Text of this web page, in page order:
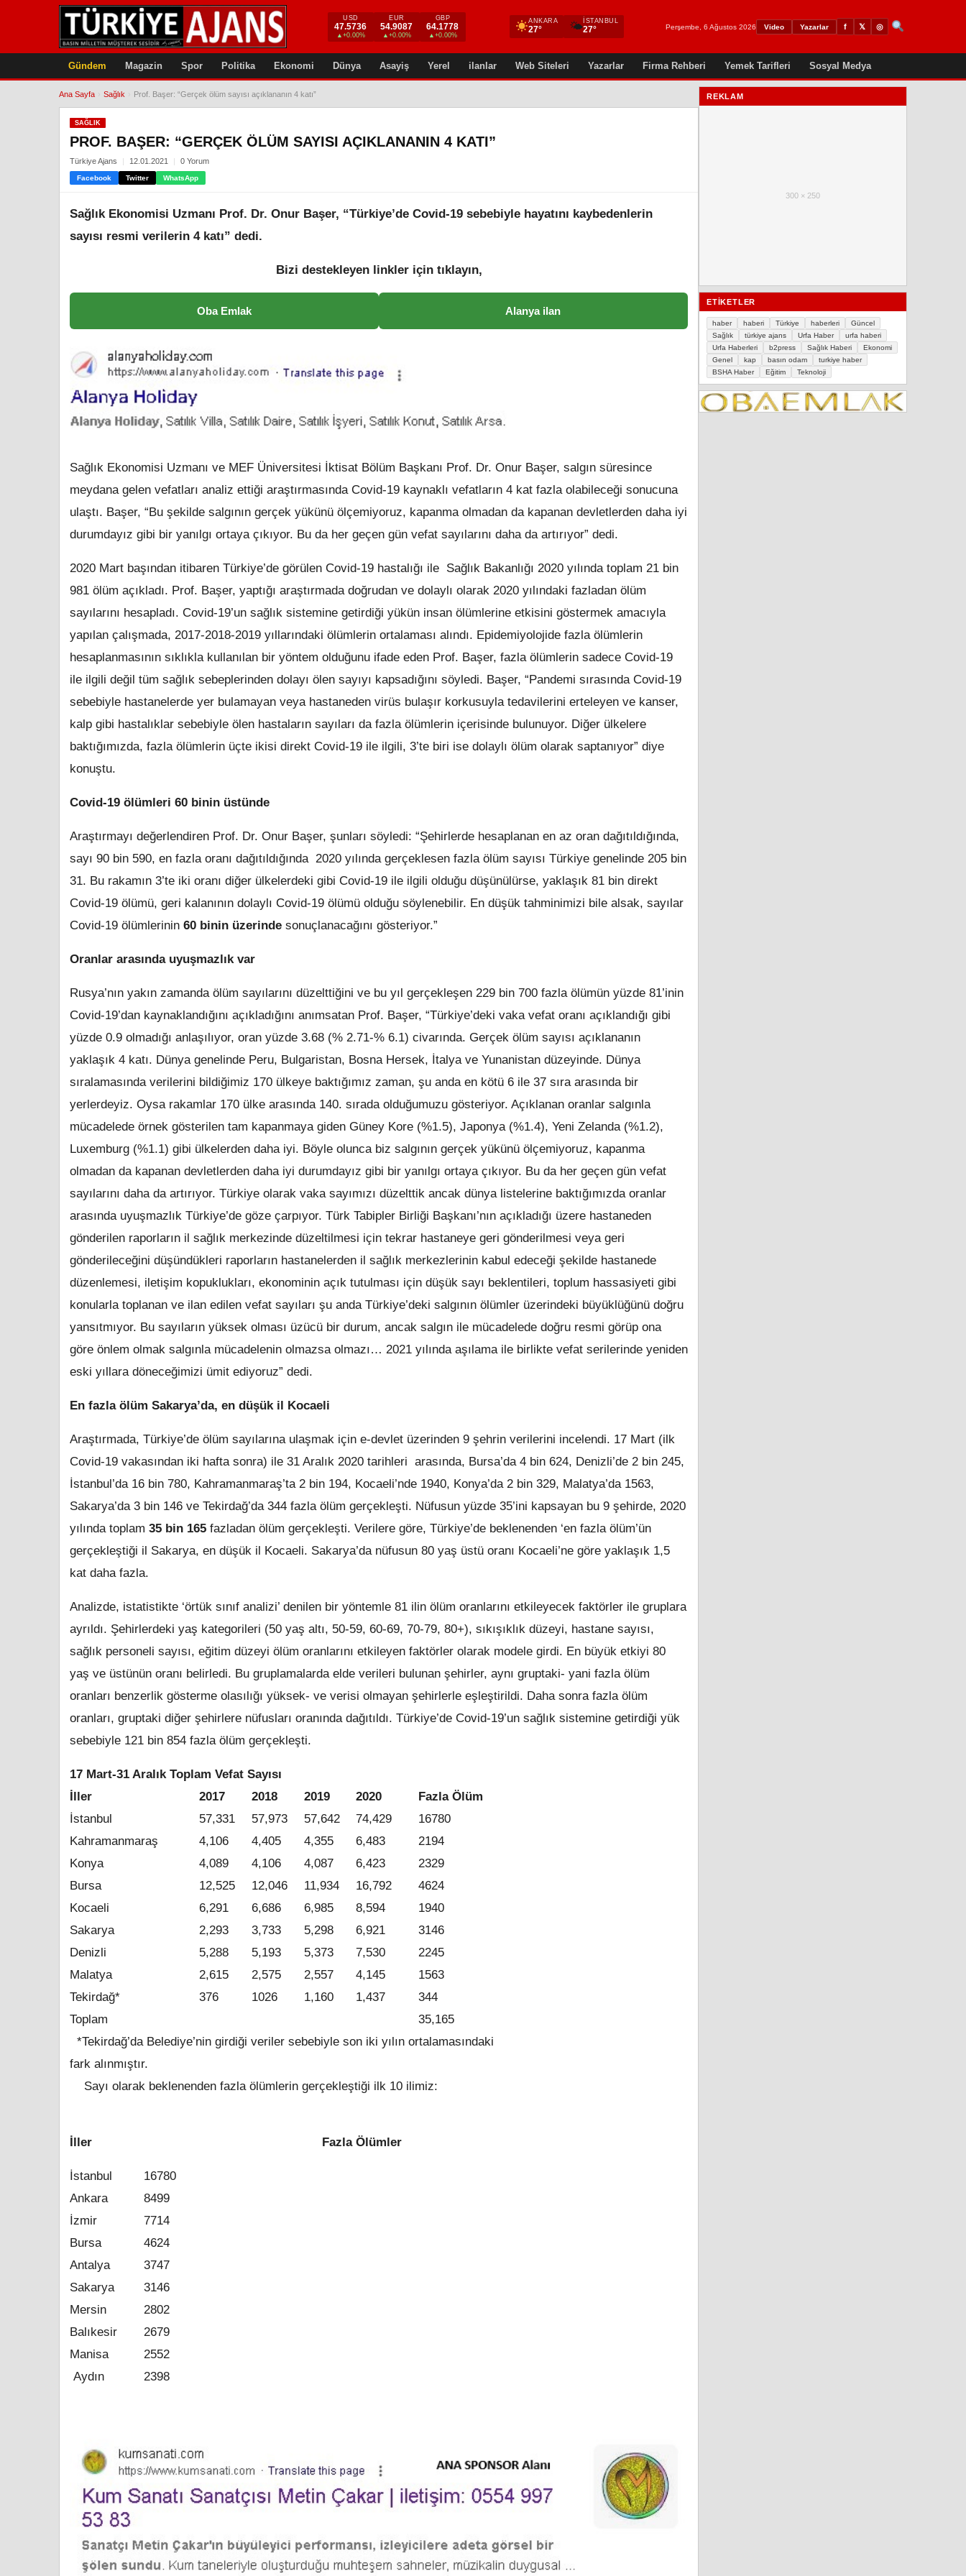
USD
47.5736
▲+0.00%
EUR
54.9087
▲+0.00%
GBP
64.1778
▲+0.00%
ANKARA
27° 🌤 İSTANBUL
27° Perşembe, 6 Ağustos 2026 Video Yazarlar f 𝕏 ◎
Gündem Magazin Spor Politika Ekonomi Dünya Asayiş Yerel ilanlar Web Siteleri Yazarlar Firma Rehberi Yemek Tarifleri Sosyal Medya
Ana Sayfa Sağlık Prof. Başer: “Gerçek ölüm sayısı açıklananın 4 katı”
SAĞLIK
PROF. BAŞER: “GERÇEK ÖLÜM SAYISI AÇIKLANANIN 4 KATI”
Türkiye Ajans 12.01.2021 0 Yorum
Facebook Twitter WhatsApp
Sağlık Ekonomisi Uzmanı Prof. Dr. Onur Başer, “Türkiye’de Covid-19 sebebiyle hayatını kaybedenlerin
sayısı resmi verilerin 4 katı” dedi.
Bizi destekleyen linkler için tıklayın,
Oba Emlak Alanya ilan
Sağlık Ekonomisi Uzmanı ve MEF Üniversitesi İktisat Bölüm Başkanı Prof. Dr. Onur Başer, salgın süresince
meydana gelen vefatları analiz ettiği araştırmasında Covid-19 kaynaklı vefatların 4 kat fazla olabileceği sonucuna
ulaştı. Başer, “Bu şekilde salgının gerçek yükünü ölçemiyoruz, kapanma olmadan da kapanan devletlerden daha iyi
durumdayız gibi bir yanılgı ortaya çıkıyor. Bu da her geçen gün vefat sayılarını daha da artırıyor” dedi.
2020 Mart başından itibaren Türkiye’de görülen Covid-19 hastalığı ile Sağlık Bakanlığı 2020 yılında toplam 21 bin
981 ölüm açıkladı. Prof. Başer, yaptığı araştırmada doğrudan ve dolaylı olarak 2020 yılındaki fazladan ölüm
sayılarını hesapladı. Covid-19’un sağlık sistemine getirdiği yükün insan ölümlerine etkisini göstermek amacıyla
yapılan çalışmada, 2017-2018-2019 yıllarındaki ölümlerin ortalaması alındı. Epidemiyolojide fazla ölümlerin
hesaplanmasının sıklıkla kullanılan bir yöntem olduğunu ifade eden Prof. Başer, fazla ölümlerin sadece Covid-19
ile ilgili değil tüm sağlık sebeplerinden dolayı ölen sayıyı kapsadığını söyledi. Başer, “Pandemi sırasında Covid-19
sebebiyle hastanelerde yer bulamayan veya hastaneden virüs bulaşır korkusuyla tedavilerini erteleyen ve kanser,
kalp gibi hastalıklar sebebiyle ölen hastaların sayıları da fazla ölümlerin içerisinde bulunuyor. Diğer ülkelere
baktığımızda, fazla ölümlerin üçte ikisi direkt Covid-19 ile ilgili, 3’te biri ise dolaylı ölüm olarak saptanıyor” diye
konuştu.
Covid-19 ölümleri 60 binin üstünde
Araştırmayı değerlendiren Prof. Dr. Onur Başer, şunları söyledi: “Şehirlerde hesaplanan en az oran dağıtıldığında,
sayı 90 bin 590, en fazla oranı dağıtıldığında 2020 yılında gerçeklesen fazla ölüm sayısı Türkiye genelinde 205 bin
31. Bu rakamın 3’te iki oranı diğer ülkelerdeki gibi Covid-19 ile ilgili olduğu düşünülürse, yaklaşık 81 bin direkt
Covid-19 ölümü, geri kalanının dolaylı Covid-19 ölümü olduğu söylenebilir. En düşük tahminimizi bile alsak, sayılar
Covid-19 ölümlerinin 60 binin üzerinde sonuçlanacağını gösteriyor.”
Oranlar arasında uyuşmazlık var
Rusya’nın yakın zamanda ölüm sayılarını düzelttiğini ve bu yıl gerçekleşen 229 bin 700 fazla ölümün yüzde 81’inin
Covid-19’dan kaynaklandığını açıkladığını anımsatan Prof. Başer, “Türkiye’deki vaka vefat oranı açıklandığı gibi
yüzde 0.9 olmadığı anlaşılıyor, oran yüzde 3.68 (% 2.71-% 6.1) civarında. Gerçek ölüm sayısı açıklananın
yaklaşık 4 katı. Dünya genelinde Peru, Bulgaristan, Bosna Hersek, İtalya ve Yunanistan düzeyinde. Dünya
sıralamasında verilerini bildiğimiz 170 ülkeye baktığımız zaman, şu anda en kötü 6 ile 37 sıra arasında bir
yerlerdeyiz. Oysa rakamlar 170 ülke arasında 140. sırada olduğumuzu gösteriyor. Açıklanan oranlar salgınla
mücadelede örnek gösterilen tam kapanmaya giden Güney Kore (%1.5), Japonya (%1.4), Yeni Zelanda (%1.2),
Luxemburg (%1.1) gibi ülkelerden daha iyi. Böyle olunca biz salgının gerçek yükünü ölçemiyoruz, kapanma
olmadan da kapanan devletlerden daha iyi durumdayız gibi bir yanılgı ortaya çıkıyor. Bu da her geçen gün vefat
sayılarını daha da artırıyor. Türkiye olarak vaka sayımızı düzelttik ancak dünya listelerine baktığımızda oranlar
arasında uyuşmazlık Türkiye’de göze çarpıyor. Türk Tabipler Birliği Başkanı’nın açıkladığı üzere hastaneden
gönderilen raporların il sağlık merkezinde düzeltilmesi için tekrar hastaneye geri gönderilmesi veya geri
gönderileceğini düşündükleri raporların hastanelerden il sağlık merkezlerinin kabul edeceği şekilde hastanede
düzenlemesi, iletişim kopuklukları, ekonominin açık tutulması için düşük sayı beklentileri, toplum hassasiyeti gibi
konularla toplanan ve ilan edilen vefat sayıları şu anda Türkiye’deki salgının ölümler üzerindeki büyüklüğünü doğru
yansıtmıyor. Bu sayıların yüksek olması üzücü bir durum, ancak salgın ile mücadelede doğru resmi görüp ona
göre önlem olmak salgınla mücadelenin olmazsa olmazı… 2021 yılında aşılama ile birlikte vefat serilerinde yeniden
eski yıllara döneceğimizi ümit ediyoruz” dedi.
En fazla ölüm Sakarya’da, en düşük il Kocaeli
Araştırmada, Türkiye’de ölüm sayılarına ulaşmak için e-devlet üzerinden 9 şehrin verilerini incelendi. 17 Mart (ilk
Covid-19 vakasından iki hafta sonra) ile 31 Aralık 2020 tarihleri arasında, Bursa’da 4 bin 624, Denizli’de 2 bin 245,
İstanbul’da 16 bin 780, Kahramanmaraş’ta 2 bin 194, Kocaeli’nde 1940, Konya’da 2 bin 329, Malatya’da 1563,
Sakarya’da 3 bin 146 ve Tekirdağ’da 344 fazla ölüm gerçekleşti. Nüfusun yüzde 35’ini kapsayan bu 9 şehirde, 2020
yılında toplam 35 bin 165 fazladan ölüm gerçekleşti. Verilere göre, Türkiye’de beklenenden ‘en fazla ölüm’ün
gerçekleştiği il Sakarya, en düşük il Kocaeli. Sakarya’da nüfusun 80 yaş üstü oranı Kocaeli’ne göre yaklaşık 1,5
kat daha fazla.
Analizde, istatistikte ‘örtük sınıf analizi’ denilen bir yöntemle 81 ilin ölüm oranlarını etkileyecek faktörler ile gruplara
ayrıldı. Şehirlerdeki yaş kategorileri (50 yaş altı, 50-59, 60-69, 70-79, 80+), sıkışıklık düzeyi, hastane sayısı,
sağlık personeli sayısı, eğitim düzeyi ölüm oranlarını etkileyen faktörler olarak modele girdi. En büyük etkiyi 80
yaş ve üstünün oranı belirledi. Bu gruplamalarda elde verileri bulunan şehirler, aynı gruptaki- yani fazla ölüm
oranları benzerlik gösterme olasılığı yüksek- ve verisi olmayan şehirlerle eşleştirildi. Daha sonra fazla ölüm
oranları, gruptaki diğer şehirlere nüfusları oranında dağıtıldı. Türkiye’de Covid-19’un sağlık sistemine getirdiği yük
sebebiyle 121 bin 854 fazla ölüm gerçekleşti.
17 Mart-31 Aralık Toplam Vefat Sayısı
İller
2017 2018 2019 2020
Fazla Ölüm
İstanbul
57,331 57,973 57,642 74,429
16780
Kahramanmaraş
4,106 4,405 4,355 6,483
2194
Konya
4,089 4,106 4,087 6,423
2329
Bursa
12,525 12,046 11,934 16,792
4624
Kocaeli
6,291 6,686 6,985 8,594
1940
Sakarya
2,293 3,733 5,298 6,921
3146
Denizli
5,288 5,193 5,373 7,530
2245
Malatya
2,615 2,575 2,557 4,145
1563
Tekirdağ*
376 1026 1,160 1,437
344
Toplam
35,165
*Tekirdağ’da Belediye’nin girdiği veriler sebebiyle son iki yılın ortalamasındaki
fark alınmıştır.
Sayı olarak beklenenden fazla ölümlerin gerçekleştiği ilk 10 ilimiz:
İller Fazla Ölümler
İstanbul
16780
Ankara
8499
İzmir
7714
Bursa
4624
Antalya
3747
Sakarya
3146
Mersin
2802
Balıkesir
2679
Manisa
2552
Aydın
2398
REKLAM
300 × 250
ETIKETLER
haber haberi Türkiye haberleri
Güncel
Sağlık
türkiye ajans Urfa Haber
urfa haberi
Urfa Haberleri
b2press Sağlık Haberi
Ekonomi
Genel
kap basın odam
turkiye haber
BSHA Haber
Eğitim Teknoloji